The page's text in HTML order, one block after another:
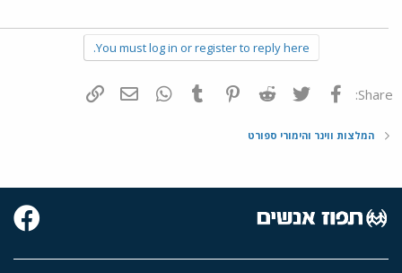
You must log in or register to reply here.
Share: פייסבוק Twitter
Reddit
Pinterest
Tumblr
WhatsAppדואר אלקטרוני
המלצות ווינר והימורי ספורט